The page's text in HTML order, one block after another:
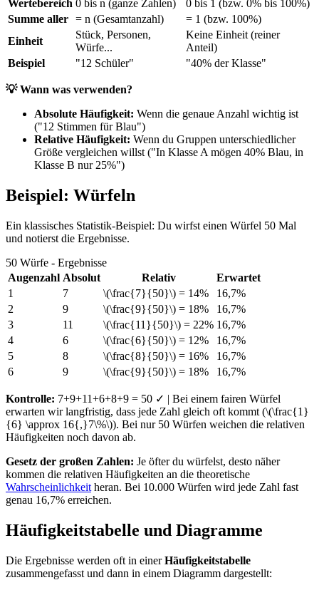
Wertebereich 0 bis n (ganze Zahlen)
0 bis 1 (bzw. 0% bis 100%)
Summe aller = n (Gesamtanzahl)
= 1 (bzw. 100%)
Einheit
Stück, Personen,
Würfe...
Keine Einheit (reiner
Anteil)
Beispiel
"12 Schüler" "40% der Klasse"
💡 Wann was verwenden?
Absolute Häufigkeit: Wenn die genaue Anzahl wichtig ist
("12 Stimmen für Blau")
Relative Häufigkeit: Wenn du Gruppen unterschiedlicher
Größe vergleichen willst ("In Klasse A mögen 40% Blau, in
Klasse B nur 25%")
Beispiel: Würfeln
Ein klassisches Statistik-Beispiel: Du wirfst einen Würfel 50 Mal
und notierst die Ergebnisse.
50 Würfe - Ergebnisse
Augenzahl Absolut Relativ
Erwartet
1
7 \(\frac{7}{50}\) = 14%
16,7%
2
9 \(\frac{9}{50}\) = 18%
16,7%
3
11 \(\frac{11}{50}\) = 22% 16,7%
4
6 \(\frac{6}{50}\) = 12%
16,7%
5
8 \(\frac{8}{50}\) = 16%
16,7%
6
9 \(\frac{9}{50}\) = 18% 16,7%
Kontrolle: 7+9+11+6+8+9 = 50 ✓ | Bei einem fairen Würfel
erwarten wir langfristig, dass jede Zahl gleich oft kommt (\(\frac{1}
{6} \approx 16{,}7\%\)). Bei nur 50 Würfen weichen die relativen
Häufigkeiten noch davon ab.
Gesetz der großen Zahlen: Je öfter du würfelst, desto näher
kommen die relativen Häufigkeiten an die theoretische
Wahrscheinlichkeit heran. Bei 10.000 Würfen wird jede Zahl fast
genau 16,7% erreichen.
Häufigkeitstabelle und Diagramme
Die Ergebnisse werden oft in einerHäufigkeitstabelle
zusammengefasst und dann in einem Diagramm dargestellt: